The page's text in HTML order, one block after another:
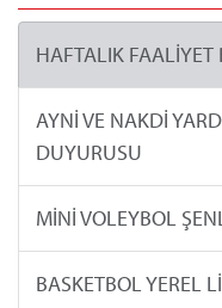
HAFTALIK
AYNİ VE NAKDİ
DUYURUSU
MİNİ VOLEYBOL
BASKETBOL YEREL